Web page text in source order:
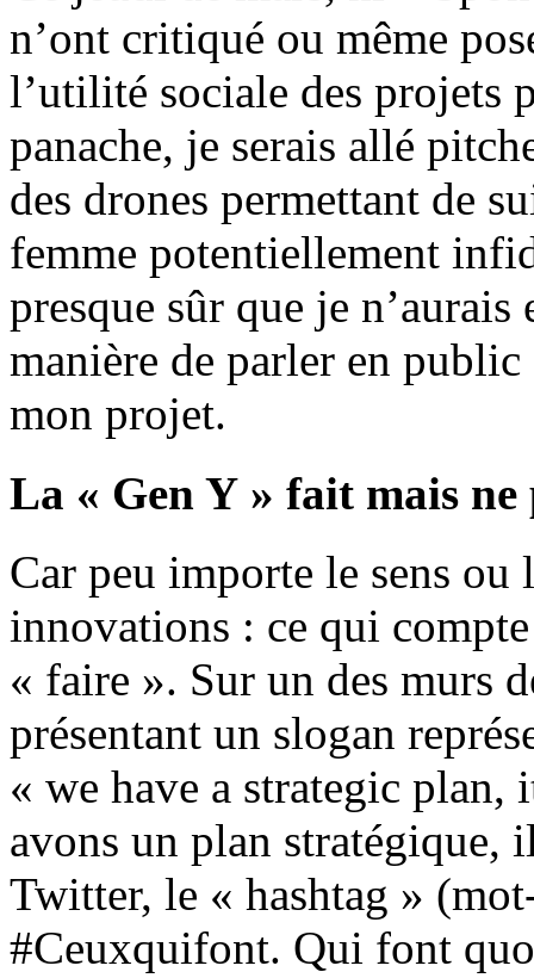
n’ont critiqué ou même
l’utilité sociale des projets
panache, je serais allé
des drones permettant de
femme potentiellement
presque sûr que je
manière de parler en
mon projet.
La « Gen Y » fait mais ne
Car peu importe le sens
innovations : ce qui
« faire ». Sur un des murs
présentant un slogan
« we have a strategic plan,
avons un plan stratégique,
Twitter, le « hashtag »
#Ceuxquifont. Qui font